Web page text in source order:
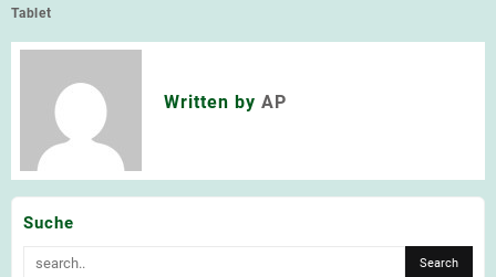
Tablet
Written by AP
Suche